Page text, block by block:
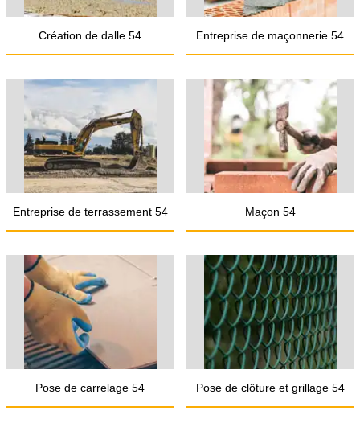
Création de dalle 54 Entreprise de maçonnerie 54
Entreprise de terrassement 54 Maçon 54
Pose de carrelage 54 Pose de clôture et grillage 54